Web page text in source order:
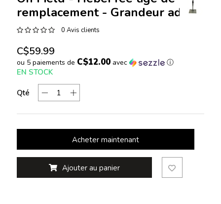
remplacement - Grandeur adulte
0 Avis clients
C$59.99
ou 5 paiements de C$12.00avec ⓘ
EN STOCK
Qté
Acheter maintenant
Ajouter au panier